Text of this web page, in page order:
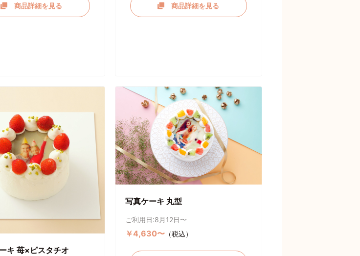
商品詳細を見る 商品詳細を見る
キ 苺×ピスタチオ
写真ケーキ 丸型
ご利用日:8月12日〜
￥4,630〜（税込）